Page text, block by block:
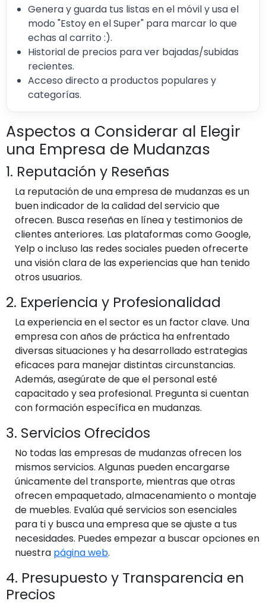
Genera y guarda tus listas en el móvil y usa el
modo "Estoy en el Super" para marcar lo que
echas al carrito :).
Historial de precios para ver bajadas/subidas
recientes.
Acceso directo a productos populares y
categorías.
Aspectos a Considerar al Elegir
una Empresa de Mudanzas
1. Reputación y Reseñas
La reputación de una empresa de mudanzas es un
buen indicador de la calidad del servicio que
ofrecen. Busca reseñas en línea y testimonios de
clientes anteriores. Las plataformas como Google,
Yelp o incluso las redes sociales pueden ofrecerte
una visión clara de las experiencias que han tenido
otros usuarios.
2. Experiencia y Profesionalidad
La experiencia en el sector es un factor clave. Una
empresa con años de práctica ha enfrentado
diversas situaciones y ha desarrollado estrategias
eficaces para manejar distintas circunstancias.
Además, asegúrate de que el personal esté
capacitado y sea profesional. Pregunta si cuentan
con formación específica en mudanzas.
3. Servicios Ofrecidos
No todas las empresas de mudanzas ofrecen los
mismos servicios. Algunas pueden encargarse
únicamente del transporte, mientras que otras
ofrecen empaquetado, almacenamiento o montaje
de muebles. Evalúa qué servicios son esenciales
para ti y busca una empresa que se ajuste a tus
necesidades. Puedes empezar a buscar opciones en
nuestra página web.
4. Presupuesto y Transparencia en
Precios